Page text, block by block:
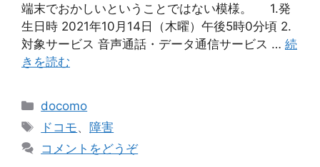
端末でおかしいということではない模様。 1.発
生日時 2021年10月14日（木曜）午後5時0分頃 2.
対象サービス 音声通話・データ通信サービス … 続
きを読む
カ
テ
ゴ
リ
docomo
タ
ドコモ、障害
コメントをどうぞ